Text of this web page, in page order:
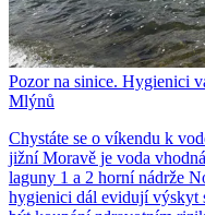
Pozor na sinice. Hygienici
Mlýnů
Chystáte se o víkendu k
jižní Moravě je voda
laguny 1 a 2 horní nádrže
hygienici dál evidují výskyt